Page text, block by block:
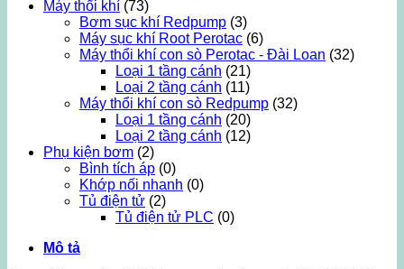
Máy thổi khí (73)
Bơm sục khí Redpump (3)
Máy sục khí Root Perotac (6)
Máy thổi khí con sò Perotac - Đài Loan (32)
Loại 1 tầng cánh (21)
Loại 2 tầng cánh (11)
Máy thổi khí con sò Redpump (32)
Loại 1 tầng cánh (20)
Loại 2 tầng cánh (12)
Phụ kiện bơm (2)
Bình tích áp (0)
Khớp nối nhanh (0)
Tủ điện tử (2)
Tủ điện tử PLC (0)
Mô tả